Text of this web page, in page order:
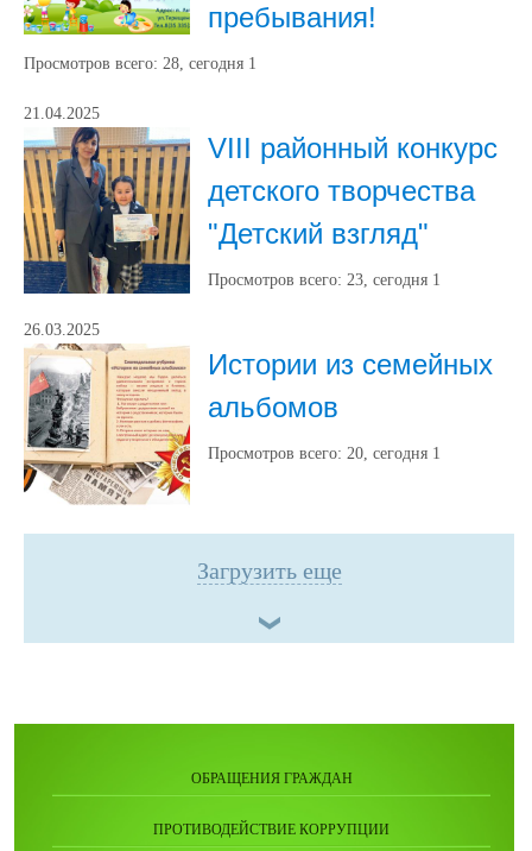
пребывания!
Просмотров всего: 28, сегодня 1
21.04.2025
VIII районный конкурс
детского творчества
"Детский взгляд"
Просмотров всего: 23, сегодня 1
26.03.2025
Истории из семейных
альбомов
Просмотров всего: 20, сегодня 1
Загрузить еще
ОБРАЩЕНИЯ ГРАЖДАН
ПРОТИВОДЕЙСТВИЕ КОРРУПЦИИ